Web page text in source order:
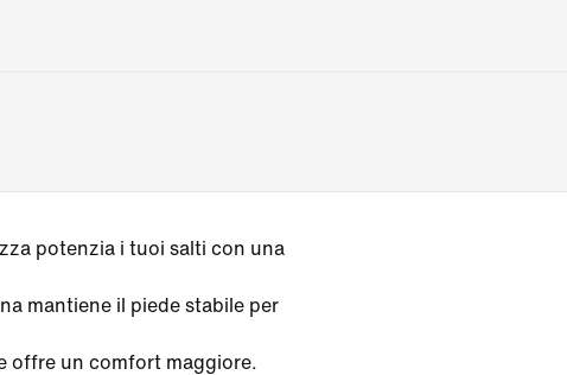
potenzia i tuoi salti con una
mantiene il piede stabile per
offre un comfort maggiore.